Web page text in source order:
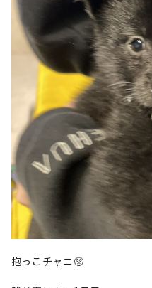
抱っこチャニ🥺